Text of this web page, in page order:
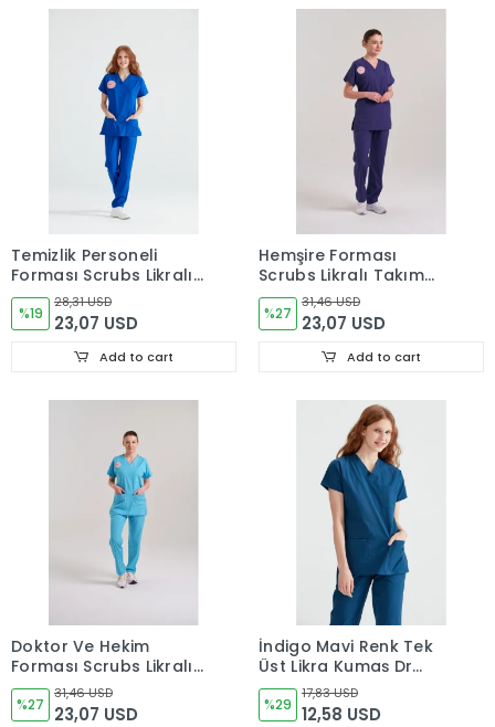
Temizlik Personeli
Forması Scrubs Likralı
Takım Sağlık Bakanlığı
Uyumlu-Dazzling Blue
%19
28,31 USD
23,07 USD
Add to cart
Hemşire Forması
Scrubs Likralı Takım
Sağlık Bakanlığı
Uyumlu-Patriot Blue
%27
31,46 USD
23,07 USD
Add to cart
Doktor Ve Hekim
Forması Scrubs Likralı
Takım Sağlık Bakanlığı
Uyumlu-Alaskan Blue
%27
31,46 USD
23,07 USD
İndigo Mavi Renk Tek
Üst Likra Kumaş Dr
Greys Kesim
%29
17,83 USD
12,58 USD